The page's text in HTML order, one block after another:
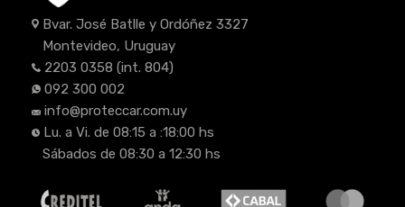
Bvar. José Batlle y Ordóñez 3327
Montevideo, Uruguay
2203 0358 (int. 804)
092 300 002
info@proteccar.com.uy
Lu. a Vi. de 08:15 a :18:00 hs
Sábados de 08:30 a 12:30 hs